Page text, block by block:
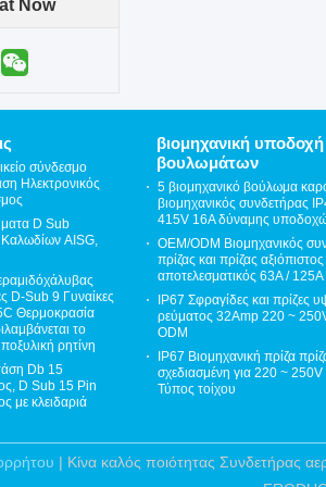
Now
σύνδεσμο
Ηλεκτρονικός
D Sub
AISG,
D-Sub 9 Γυναίκες
Θερμοκρασία
το
ρητίνη
Db 15
D Sub 15 Pin
με κλειδαριά
βιομηχανική υποδοχή
βουλωμάτων
5 βιομηχανικό βούλωμα
βιομηχανικός συνδετήρας
415V 16A δύναμης
OEM/ODM Βιομηχανικός
πρίζας και πρίζας αξιόπιστος
αποτελεσματικός 63A / 125A
IP67 Σφραγίδες και πρίζες
ρεύματος 32Amp 220 ~
ODM
IP67 Βιομηχανική πρίζα
σχεδιασμένη για 220 ~
Τύπος τοίχου
| Κίνα καλός ποιότητας Συνδετήρας